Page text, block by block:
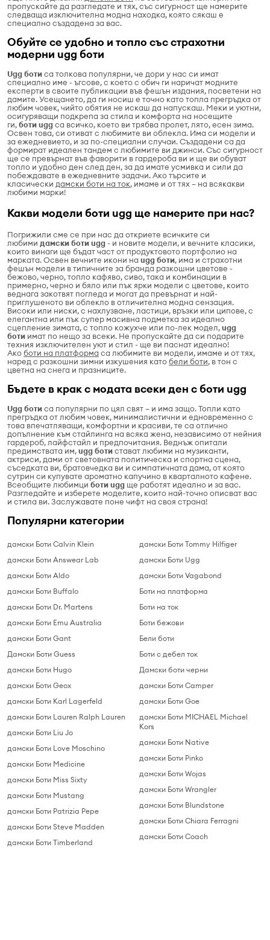
пропускайте да разгледате и тях, със сигурност ще намерите
следваща изключителна модна находка, която сякаш е
специално създадена за вас.
Обуйте се удобно и топло със страхотни
модерни ugg боти
Ugg ботиса толкова популярни, че дори у нас си имат
специално име - ъгсове, с което с обич ги наричат модните
експерти в своите публикации във фешън издания, посветени на
дамите. Усещането, да ги носиш е точно като топла прегръдка от
любим човек, чийто обятия не искаш да напускаш. Меки и уютни,
осигуряващи подкрепа за стила и комфорта на носещите
ги,боти uggса всичко, което ви трябва пролет, лято, есен зима.
Освен това, си отиват с любимите ви облекла. Има си модели и
за ежедневието, и за по-специални случаи. Създадени са да
формират идеален тандем с любимите ви джинси. Със сигурност
ще се превърнат във фаворити в гардероба ви и ще ви обуват
топло и удобно ден след ден, за да имате усмивка и сили да
побеждавате в ежедневните задачи. Ако търсите и
класически дамски боти на ток, имаме и от тях – на всякакви
любими марки!
Какви модели боти ugg ще намерите при нас?
Погрижили сме се при нас да откриете всичките си
любими дамски боти ugg- и новите модели, и вечните класики,
които винаги ще бъдат част от продуктовото портфолио на
марката. Освен вечните икони наugg боти, има и страхотни
фешън модели в типичните за бранда разкошни цветове -
бежово, черно, топло кафяво, сиво, така и комбинации в
примерно, черно и бяло или пък ярки модели с цветове, които
веднага закотвят погледа и могат да превърнат и най-
приглушеното ви облекло в отличителна модна сензация.
Високи или ниски, с нахлузване, ластици, връзки или ципове, с
елегантна или пък супер масивна подметка за идеално
сцепление зимата, с топло кожухче или по-лек модел,ugg
боти имат по нещо за всеки. Не пропускайте да си подарите
техния изключителен уют и стил - ще ви паснат идеално!
Акоботи на платформаса любимите ви модели, имаме и от тях,
наред с разкошни зимни изкушения катобели боти, в тон с
цветна на снега и празниците.
Бъдете в крак с модата всеки ден с боти ugg
Ugg ботиса популярни по цял свят – и има защо. Топли като
прегръдка от любим човек, минималистични и едновременно с
това впечатляващи, комфортни и красиви, те са отлично
допълнение към стайлинга на всяка жена, независимо от нейния
гардероб, лайфстайл и предпочитания. Веднъж опитали
предимствата им,ugg ботистават любими на музиканти,
актриси, дами от световната политическа и спортна сцена,
съседката ви, братовчедка ви и симпатичната дама, от която
сутрин си купувате ароматно капучино в кварталното кафене.
Всеобщите любимциботиugg ще работят идеално и за вас.
Разгледайте и изберете моделите, които най-точно описват вас
и стила ви. Заслужавате поне чифт на своя страна!
Популярни категории
дамски Боти Calvin Klein
дамски Боти Answear Lab
дамски Боти Aldo
дамски Боти Buffalo
дамски Боти Dr. Martens
дамски Боти Emu Australia
дамски Боти Gant
Дамски Боти Guess
дамски Боти Hugo
дамски Боти Geox
дамски Боти Karl Lagerfeld
дамски Боти Lauren Ralph Lauren
дамски Боти Liu Jo
дамски Боти Love Moschino
дамски Боти Medicine
дамски Боти Miss Sixty
дамски Боти Mustang
дамски Боти Patrizia Pepe
дамски Боти Steve Madden
дамски Боти Timberland
дамски Боти Tommy Hilfiger
дамски Боти Ugg
дамски Боти Vagabond
Боти на платформа
Боти на ток
Боти бежови
Бели боти
Боти с дебел ток
Дамски боти черни
дамски Боти Camper
дамски Боти Goe
дамски Боти MICHAEL Michael
Kors
дамски Боти Native
дамски Боти Pinko
дамски Боти Wojas
дамски Боти Wrangler
дамски Боти Blundstone
дамски Боти Chiara Ferragni
дамски Боти Coach